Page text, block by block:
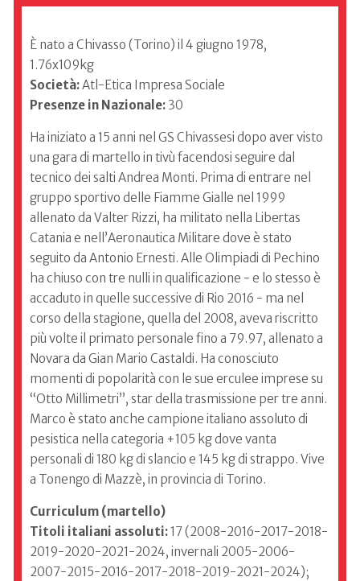
È nato a Chivasso (Torino) il 4 giugno 1978,
1.76x109kg
Società:Atl-Etica Impresa Sociale
Presenze in Nazionale: 30
Ha iniziato a 15 anni nel GS Chivassesi dopo aver visto
una gara di martello in tivù facendosi seguire dal
tecnico dei salti Andrea Monti. Prima di entrare nel
gruppo sportivo delle Fiamme Gialle nel 1999
allenato da Valter Rizzi, ha militato nella Libertas
Catania e nell’Aeronautica Militare dove è stato
seguito da Antonio Ernesti. Alle Olimpiadi di Pechino
ha chiuso con tre nulli in qualificazione - e lo stesso è
accaduto in quelle successive di Rio 2016 - ma nel
corso della stagione, quella del 2008, aveva riscritto
più volte il primato personale fino a 79.97, allenato a
Novara da Gian Mario Castaldi. Ha conosciuto
momenti di popolarità con le sue erculee imprese su
“Otto Millimetri”, star della trasmissione per tre anni.
Marco è stato anche campione italiano assoluto di
pesistica nella categoria +105 kg dove vanta
personali di 180 kg di slancio e 145 kg di strappo. Vive
a Tonengo di Mazzè, in provincia di Torino.
Curriculum (martello)
Titoli italiani assoluti:17 (2008-2016-2017-2018-
2019-2020-2021-2024, invernali 2005-2006-
2007-2015-2016-2017-2018-2019-2021-2024);